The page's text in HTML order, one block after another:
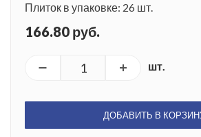
Плиток в упаковке: 26 шт.
166.80 руб.
шт.
ДОБАВИТЬ В